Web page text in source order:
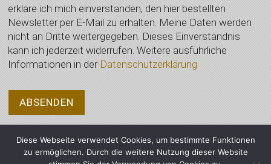
erkläre ich mich einverstanden, den hier bestellten
Newsletter per E-Mail zu erhalten. Meine Daten werden
nicht an Dritte weitergegeben. Dieses Einverständnis
kann ich jederzeit widerrufen. Weitere ausführliche
Informationen in der Datenschutzerklärung
Diese Webseite verwendet Cookies, um bestimmte Funktionen
zu ermöglichen. Durch die weitere Nutzung dieser Website